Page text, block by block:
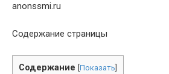
anonssmi.ru
Содержание страницы
Содержание Показать